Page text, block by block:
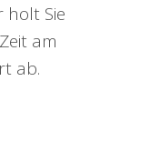
holt Sie
am
ab.